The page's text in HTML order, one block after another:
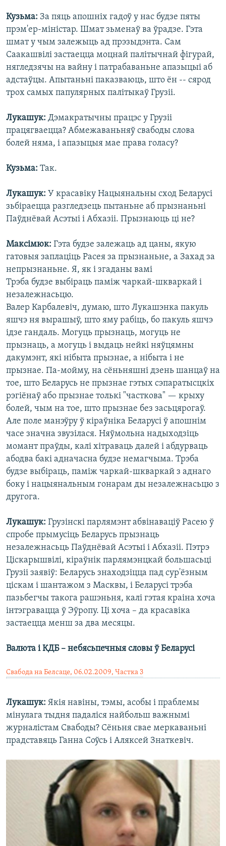
Кузьма: За пяць апошніх гадоў у нас будзе пяты
прэм'ер-міністар. Шмат зьменаў ва ўрадзе. Гэта
шмат у чым залежыць ад прэзыдэнта. Сам
Саакашвілі застаецца моцнай палітычнай фігурай,
нягледзячы на вайну і патрабаваньне апазыцыі аб
адстаўцы. Апытаньні паказваюць, што ён -- сярод
трох самых папулярных палітыкаў Грузіі.
Лукашук: Дэмакратычны працэс у Грузіі
працягваецца? Абмежаваньняў свабоды слова
болей няма, і апазыцыя мае права голасу?
Кузьма: Так.
Лукашук: У красавіку Нацыянальны сход Беларусі
зьбіраецца разгледзець пытаньне аб прызнаньні
Паўднёвай Асэтыі і Абхазіі. Прызнаюць ці не?
Максімюк: Гэта будзе залежаць ад цаны, якую
гатовыя заплаціць Расея за прызнаньне, а Захад за
непрызнаньне. Я, як і згаданы вамі
Трэба будзе выбіраць паміж чаркай-шкваркай і
незалежнасьцю.
Валер Карбалевіч, думаю, што Лукашэнка пакуль
яшчэ ня вырашыў, што яму рабіць, бо пакуль яшчэ
ідзе гандаль. Могуць прызнаць, могуць не
прызнаць, а могуць і выдаць нейкі няўцямны
дакумэнт, які нібыта прызнае, а нібыта і не
прызнае. Па-мойму, на сёньняшні дзень шанцаў на
тое, што Беларусь не прызнае гэтых сэпаратысцкіх
рэгіёнаў або прызнае толькі "часткова" — крыху
болей, чым на тое, што прызнае без засьцярогаў.
Але поле манэўру ў кіраўніка Беларусі ў апошнім
часе значна звузілася. Няўмольна надыходзіць
момант праўды, калі хітраваць далей і абдурваць
абодва бакі адначасна будзе немагчыма. Трэба
будзе выбіраць, паміж чаркай-шкваркай з аднаго
боку і нацыянальным гонарам ды незалежнасьцю з
другога.
Лукашук: Грузінскі парлямэнт абвінаваціў Расею ў
спробе прымусіць Беларусь прызнаць
незалежнасьць Паўднёвай Асэтыі і Абхазіі. Пэтрэ
Ціскарышвілі, кіраўнік парлямэнцкай большасьці
Грузіі заявіў: Беларусь знаходзіцца пад сур'ёзным
ціскам і шантажом з Масквы, і Беларусі трэба
пазьбегчы такога рашэньня, калі гэтая краіна хоча
інтэгравацца ў Эўропу. Ці хоча – да красавіка
застаецца менш за два месяцы.
Валюта і КДБ – небясьпечныя словы ў Беларусі
Свабода на Белсаце, 06.02.2009, Частка 3
Лукашук: Якія навіны, тэмы, асобы і праблемы
мінулага тыдня падаліся найбольш важнымі
журналістам Свабоды? Сёньня свае меркаваньні
прадставяць Ганна Соўсь і Аляксей Знаткевіч.